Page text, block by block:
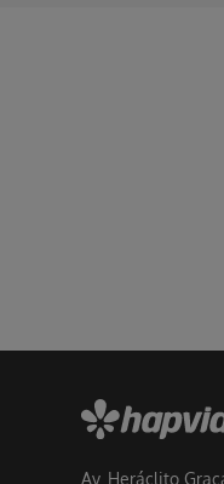
Av. Heráclito